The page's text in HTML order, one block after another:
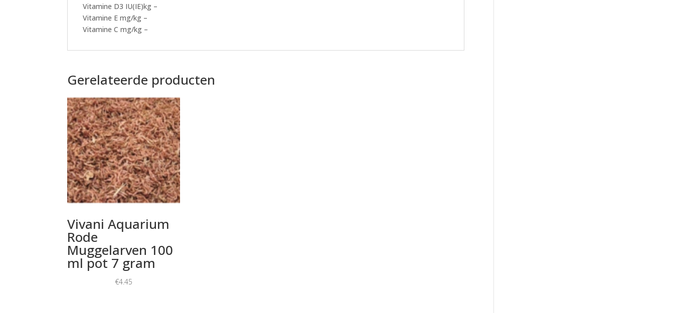
Vitamine D3 IU(IE)kg –
Vitamine E mg/kg –
Vitamine C mg/kg –
Gerelateerde producten
Vivani Aquarium
Rode
Muggelarven 100
ml pot 7 gram
€4.45